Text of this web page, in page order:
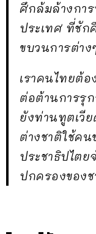
ศึกล้มล้างกา
ประเทศ ที่ชัก
ขบวนการต่าง
เราคนไทยต้อ
ต่อต้านการรุ
ยังท่านทูตเวี
ต่างชาติใช้คน
ประชาธิปไต
ปกครองของช